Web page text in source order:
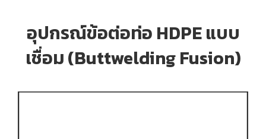
อุปกรณ์ข้อต่อท่อ HDPE แบบ
เชื่อม (Buttwelding Fusion)